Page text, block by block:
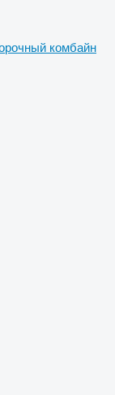
комбайн